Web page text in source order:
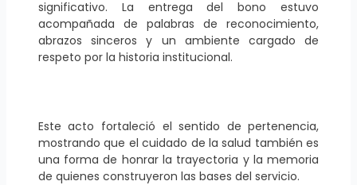
significativo. La entrega del bono estuvo
acompañada de palabras de reconocimiento,
abrazos sinceros y un ambiente cargado de
respeto por la historia institucional.
Este acto fortaleció el sentido de pertenencia,
mostrando que el cuidado de la salud también es
una forma de honrar la trayectoria y la memoria
de quienes construyeron las bases del servicio.